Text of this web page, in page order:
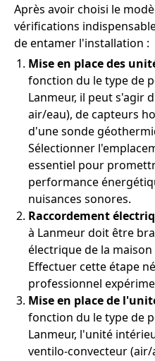
Après avoir choisi le
vérifications
de entamer l'installation :
Mise en place des
fonction du le type de
Lanmeur, il peut s'agir
air/eau), de capteurs
d'une sonde
Sélectionner
essentiel pour
performance
nuisances sonores.
Raccordement
à Lanmeur doit être
électrique de la
Effectuer cette étape
professionnel
Mise en place de
fonction du le type de
Lanmeur, l'unité
ventilo-convecteur